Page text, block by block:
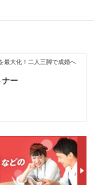
最大化！二人三脚で成婚へ
ー